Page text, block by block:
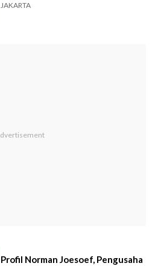
JAKARTA
Profil Norman Joesoef, Pengusaha